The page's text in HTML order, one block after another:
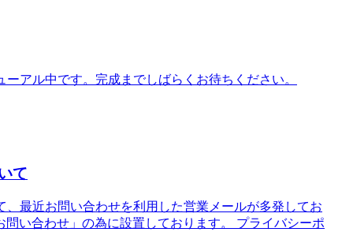
アル中です。完成までしばらくお待ちください。
て
最近お問い合わせを利用した営業メールが多発してお
い合わせ」の為に設置しております。 プライバシーポ